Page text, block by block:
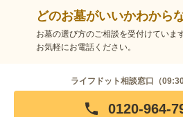
どのお墓がいいかわから
お墓の選び方のご相談を受付けています
お気軽にお電話ください。
ライフドット相談窓口（
0120-964-